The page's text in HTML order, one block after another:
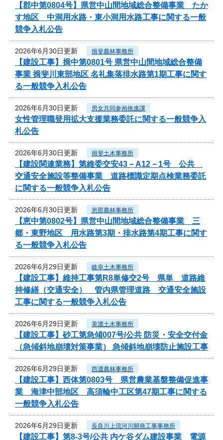
【郡中第0804号】県営中山間地域総合整備事業 たか
す地区 中洞用水路・東小洞用水路工事に関する一般
競争入札公告
2026年6月30日更新 揖斐農林事務所
【建設工事】揖中第0801号 県営中山間地域総合整備
事業 揖斐川東部地区 名礼集落排水路第1期工事に関す
る一般競争入札公告
2026年6月30日更新 男女共同参画推進課
女性管理職登用拡大支援業務委託に関する一般競争入
札公告
2026年6月30日更新 揖斐土木事務所
【建設関連業務】第維委交安43－A12－1号 公共
交通安全施設等整備事業 道路標識定期点検業務委託
に関する一般競争入札公告
2026年6月30日更新 恵那農林事務所
【恵中第0802号】県営中山間地域総合整備事業 三
郷・東野地区 用水路第3期・排水路第4期工事に関す
る一般競争入札公告
2026年6月29日更新 岐阜土木事務所
【建設工事】維持工事第R8単修交2号 県単 道路維
持修繕（交通安全） 管内県管理道路 交通安全施設
工事に関する一般競争入札公告
2026年6月29日更新 美濃土木事務所
【建設工事】砂工第急傾007号/公共 防災・安全交付金
（急傾斜地崩壊対策事業） 急傾斜地崩壊防止施設工事
2026年6月29日更新 西濃農林事務所
【建設工事】西体第0803号 県営農業基盤整備促進事
業 海津中部地区 高須輪中工区第47期工事に関する
一般競争入札公告
2026年6月29日更新 長良川上流河川開発工事事務所
【建設工事】第8-3号/公共 内ケ谷ダム建設事業 電源